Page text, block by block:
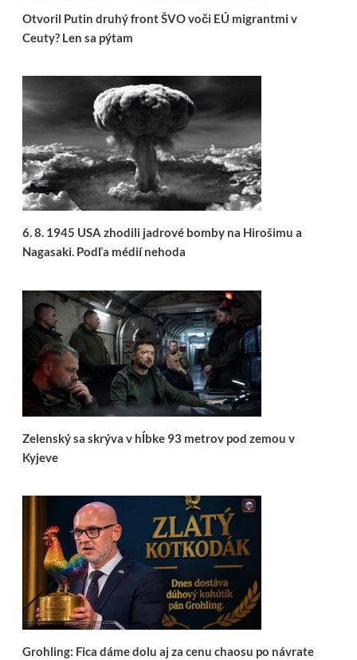
Otvoril Putin druhý front ŠVO voči EÚ migrantmi v
Ceuty? Len sa pýtam
6. 8. 1945 USA zhodili jadrové bomby na Hirošimu a
Nagasaki. Podľa médií nehoda
Zelenský sa skrýva v hĺbke 93 metrov pod zemou v
Kyjeve
Grohling: Fica dáme dolu aj za cenu chaosu po návrate